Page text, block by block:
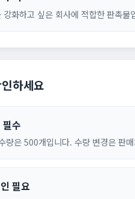
강화하고 싶은 회사에 적합한 판촉물
하세요
수
량은 500개입니다. 수량 변경은 판
필요